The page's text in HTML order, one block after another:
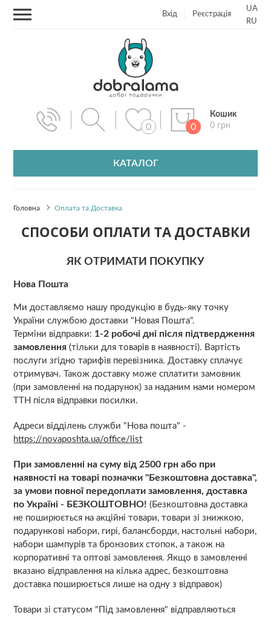
Вхід Реєстрація
UA
RU
0 0
Кошик
0 грн
КАТАЛОГ
Головна Оплата та Доставка
СПОСОБИ ОПЛАТИ ТА ДОСТАВКИ
ЯК ОТРИМАТИ ПОКУПКУ
Нова Пошта
Ми доставляємо нашу продукцію в будь-яку точку
України службою доставки "Новая Пошта".
Терміни відправки: 1-2 робочі дні після підтвердження
замовлення (тільки для товарів в наявності). Вартість
послуги згідно тарифів перевізника. Доставку сплачує
отримувач. Також доставку може сплатити замовник
(при замовленні на подарунок) за наданим нами номером
ТТН після відправки посилки.
Адреси відділень служби "Нова пошта" -
https://novaposhta.ua/office/list
При замовленні на суму від 2500 грн або при
наявності на товарі позначки "Безкоштовна доставка",
за умови повної передоплати замовлення, доставка
по Україні - БЕЗКОШТОВНО! (Безкоштовна доставка
не поширюється на акційні товари, товари зі знижкою,
подарункові набори, гирі, балансборди, настольні набори,
набори шампурів та бронзових стопок, а також на
корпоративні та оптові замовлення. Якщо в замовленні
вказано відправлення на кілька адрес, безкоштовна
доставка поширюється лише на одну з відправок)
Товари зі статусом "Під замовлення" відправляються